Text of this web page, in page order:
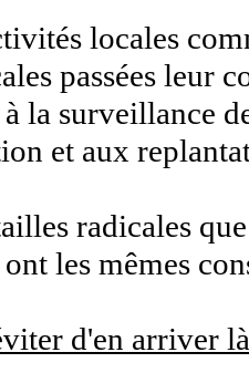
locales
passées leur
à la surveillance
et aux
radicales
les mêmes
d'en arriver